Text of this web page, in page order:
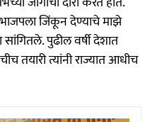
जिंकून देण्याचे माझे
पुढील वर्षी देशात
तयारी त्यांनी राज्यात आधीच